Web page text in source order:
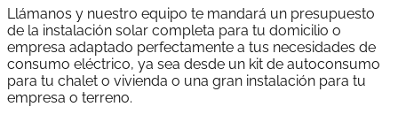
Llámanos y nuestro equipo te mandará un presupuesto
de la instalación solar completa para tu domicilio o
empresa adaptado perfectamente a tus necesidades de
consumo eléctrico, ya sea desde un kit de autoconsumo
para tu chalet o vivienda o una gran instalación para tu
empresa o terreno.